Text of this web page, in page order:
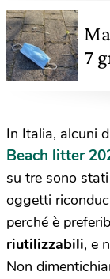
7
In Italia, alcuni
Beach litter
su tre sono
oggetti
perché è
riutilizzabili, e
Non